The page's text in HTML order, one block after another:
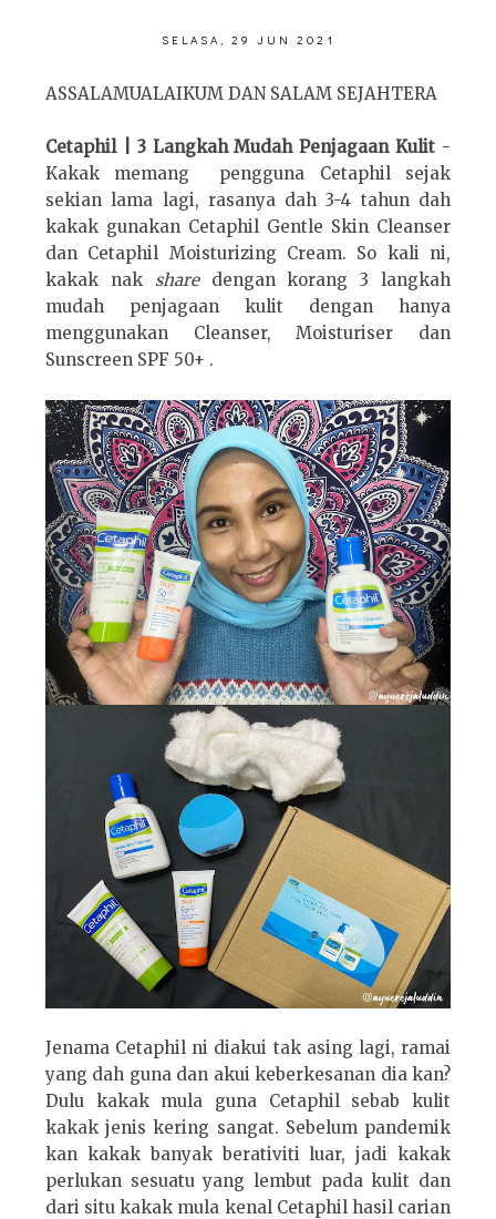
SELASA, 29 JUN 2021
ASSALAMUALAIKUM DAN SALAM SEJAHTERA
Cetaphil | 3 Langkah Mudah Penjagaan Kulit -
Kakak memang pengguna Cetaphil sejak
sekian lama lagi, rasanya dah 3-4 tahun dah
kakak gunakan Cetaphil Gentle Skin Cleanser
dan Cetaphil Moisturizing Cream. So kali ni,
kakak nak sharedengan korang 3 langkah
mudah penjagaan kulit dengan hanya
menggunakan Cleanser, Moisturiser dan
Sunscreen SPF 50+ .
Jenama Cetaphil ni diakui tak asing lagi, ramai
yang dah guna dan akui keberkesanan dia kan?
Dulu kakak mula guna Cetaphil sebab kulit
kakak jenis kering sangat. Sebelum pandemik
kan kakak banyak berativiti luar, jadi kakak
perlukan sesuatu yang lembut pada kulit dan
dari situ kakak mula kenal Cetaphil hasil carian